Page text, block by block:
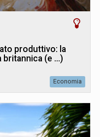
produttivo: la
britannica (e ...)
Economia